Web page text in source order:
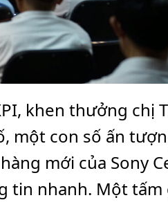
khen thưởng chị
một con số ấn
mới của Sony
tin nhanh. Một